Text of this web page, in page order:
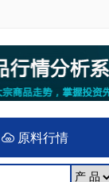
原料行情